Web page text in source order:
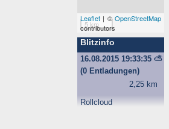
5 km
Leaflet | ©OpenStreetMap
contributors
Blitzinfo
16.08.2015 19:33:35⛅
(0 Entladungen)
2,25 km
Rollcloud